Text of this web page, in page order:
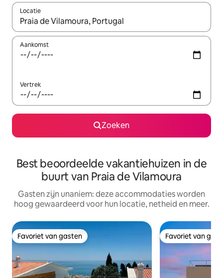
Locatie
Wanneer er resultaten beschikbaar zijn, maak je een keuze
Aankomst
Vertrek
Zoeken
Best beoordeelde vakantiehuizen in de
buurt van Praia de Vilamoura
Gasten zijn unaniem: deze accommodaties worden
hoog gewaardeerd voor hun locatie, netheid en meer.
Favoriet van gasten
Favoriet van gasten Favoriet van
Favoriet van